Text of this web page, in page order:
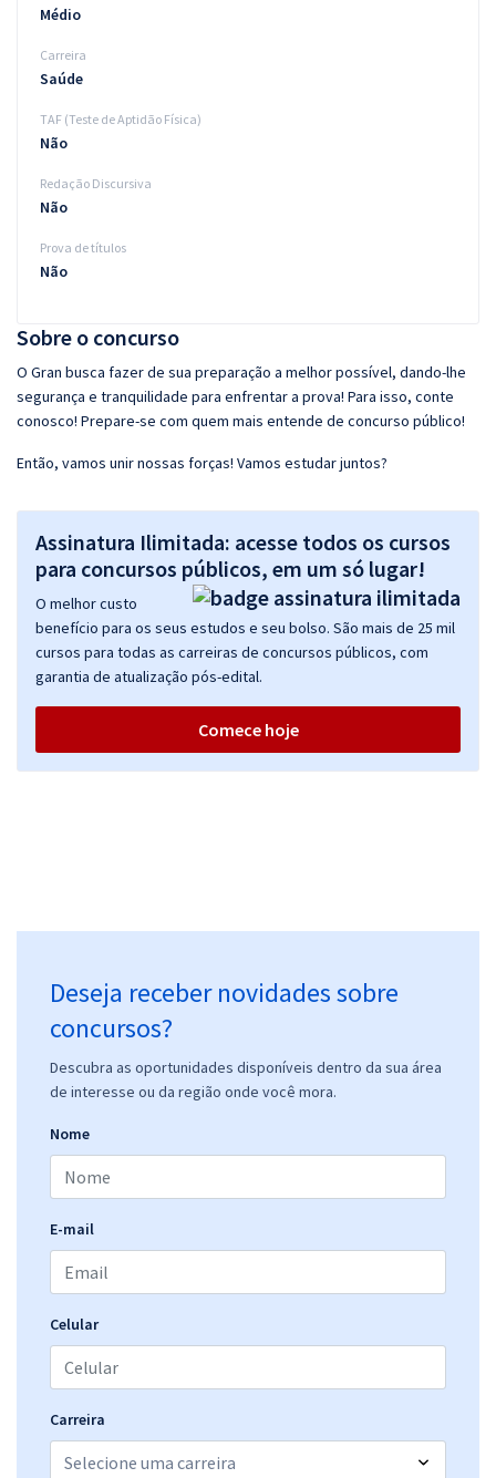
Sobre o concurso
O Gran busca fazer de sua preparação a melhor possível, dando-lhe
segurança e tranquilidade para enfrentar a prova! Para isso, conte
conosco! Prepare-se com quem mais entende de concurso público!
Então, vamos unir nossas forças! Vamos estudar juntos?
Assinatura Ilimitada: acesse todos os cursos
para concursos públicos, em um só lugar!
O melhor custo
benefício para os seus estudos e seu bolso. São mais de 25 mil
cursos para todas as carreiras de concursos públicos, com
garantia de atualização pós-edital.
Comece hoje
Deseja receber novidades sobre
concursos?
Descubra as oportunidades disponíveis dentro da sua área
de interesse ou da região onde você mora.
Nome
E-mail
Celular
Carreira
Médio
Carreira
Saúde
TAF (Teste de Aptidão Física)
Não
Redação Discursiva
Não
Prova de títulos
Não